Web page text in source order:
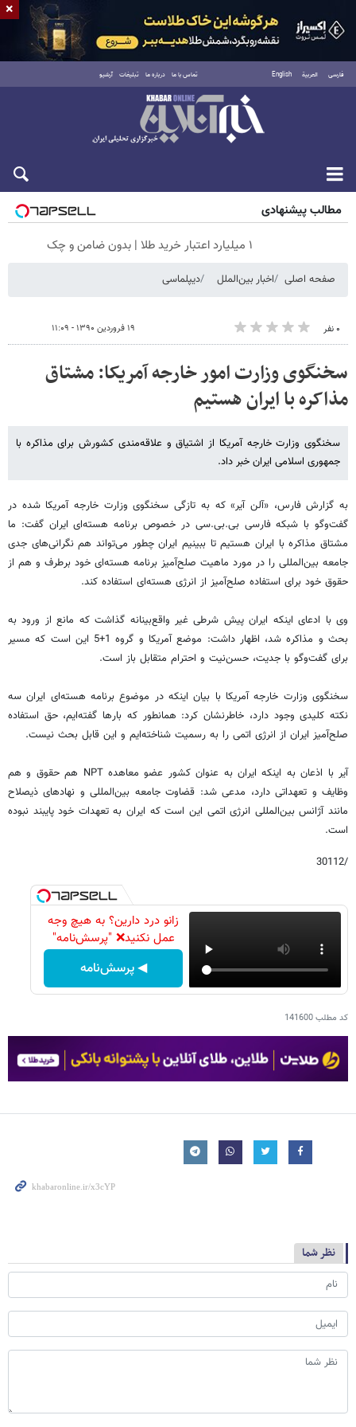
فارسی العربية English تماس با ما درباره ما تبلیغات آرشیو
شنبه ۱۷ مرداد ۱۴۰۵
مطالب پیشنهادی
۱ میلیارد اعتبار خرید طلا | بدون ضامن و چک
صفحه اصلی اخبار بین‌الملل دیپلماسی
۰ نفر ۱۹ فروردین ۱۳۹۰ - ۱۱:۰۹
سخنگوی وزارت امور خارجه آمریکا: مشتاق
مذاکره با ایران هستیم
سخنگوی وزارت خارجه آمریکا از اشتیاق و علاقه‌مندی کشورش برای مذاکره با
جمهوری اسلامی ایران خبر داد.
به گزارش فارس، «آلن آیر» که به تازگی سخنگوی وزارت خارجه آمریکا شده در
گفت‌وگو با شبکه فارسی بی‌.بی.‌سی در خصوص برنامه هسته‌ای ایران گفت: ما
مشتاق مذاکره با ایران هستیم تا ببینیم ایران چطور می‌تواند هم نگرانی‌های جدی
جامعه بین‌المللی را در مورد ماهیت صلح‌آمیز برنامه هسته‌ای خود برطرف و هم از
حقوق خود برای استفاده صلح‌آمیز از انرژی هسته‌ای استفاده کند.
وی با ادعای اینکه ایران پیش شرطی غیر واقع‌بینانه گذاشت که مانع از ورود به
بحث و مذاکره شد، اظهار داشت: موضع آمریکا و گروه 1+5 این است که مسیر
برای گفت‌وگو با جدیت، حسن‌نیت و احترام متقابل باز است.
سخنگوی وزارت خارجه آمریکا با بیان اینکه در موضوع برنامه هسته‌ای ایران سه
نکته کلیدی وجود دارد، خاطرنشان کرد: همانطور که بارها گفته‌ایم، حق استفاده
صلح‌آمیز ایران از انرژی اتمی را به رسمیت شناخته‌ایم و این قابل بحث نیست.
آیر با اذعان به اینکه ایران به عنوان کشور عضو معاهده NPT هم حقوق و هم
وظایف و تعهداتی دارد،‌ مدعی شد: قضاوت جامعه بین‌المللی و نهادهای ذیصلاح
مانند آژانس بین‌المللی انرژی اتمی این است که ایران به تعهدات خود پایبند نبوده
است.
/30112
زانو درد دارین؟ به هیچ وجه
عمل نکنید❌ "پرسش‌نامه"
◀ پرسش‌نامه
کد مطلب141600
نظر شما
×